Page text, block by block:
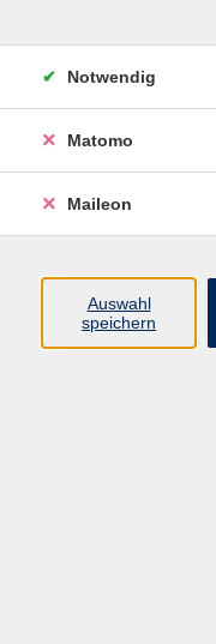
Notwendig
Matomo
Maileon
Auswahl
speichern